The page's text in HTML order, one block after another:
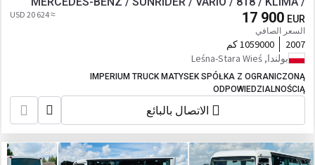
17 900 EUR
السعر الصافي
≈ 20 624 USD
2007
1059000 كم
بولندا, Leśna-Stara Wieś
IMPERIUM TRUCK MATYSEK SPÓŁKA Z OGRANICZONĄ
ODPOWIEDZIALNOŚCIĄ
الاتصال بالبائع